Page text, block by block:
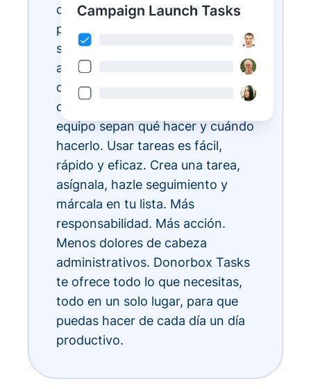
con Donorbox Tasks. Ahora
puedes organizar, priorizar y
simplificar todas tus tareas
administrativas diarias, todo
dentro del ecosistema CRM, para
que todos los miembros de tu
equipo sepan qué hacer y cuándo
hacerlo. Usar tareas es fácil,
rápido y eficaz. Crea una tarea,
asígnala, hazle seguimiento y
márcala en tu lista. Más
responsabilidad. Más acción.
Menos dolores de cabeza
administrativos. Donorbox Tasks
te ofrece todo lo que necesitas,
todo en un solo lugar, para que
puedas hacer de cada día un día
productivo.